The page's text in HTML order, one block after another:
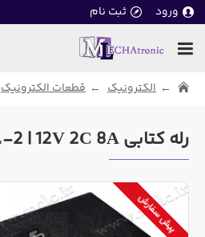
ورود ثبت نام
الکترونیک قطعات الکترونیک
رله کتابی OMRON G2RL-2 | 12V 2C 8A
پیش سفارش